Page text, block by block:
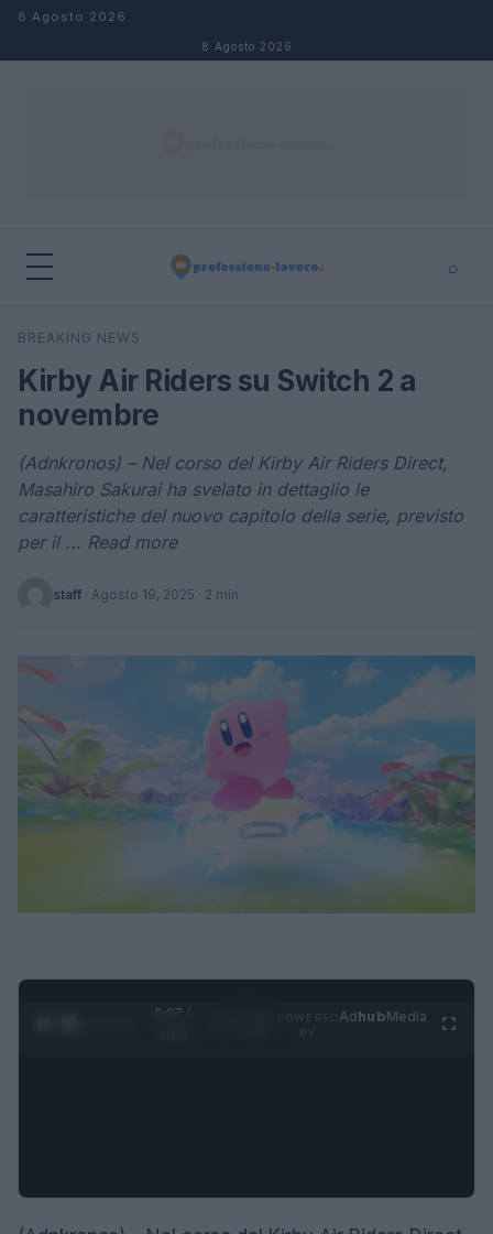
Salta al contenuto
8 Agosto 2026
8 Agosto 2026
⌕
Cerca
BREAKING NEWS
Kirby Air Riders su Switch 2 a
novembre
(Adnkronos) – Nel corso del Kirby Air Riders Direct,
Masahiro Sakurai ha svelato in dettaglio le
caratteristiche del nuovo capitolo della serie, previsto
per il ... Read more
staff · Agosto 19, 2025 · 2 min
0:28 /
AdhubMedia